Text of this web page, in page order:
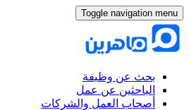
Toggle navigation menu
بحث عن وظيفة
الباحثين عن عمل
أصحاب العمل والشركات